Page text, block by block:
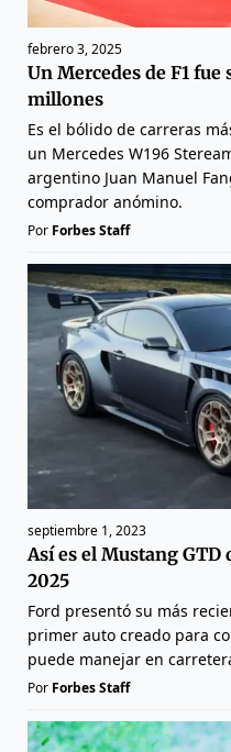
febrero 3, 2025
Un Mercedes de F1 fue
millones
Es el bólido de carreras
un Mercedes W196
argentino Juan Manuel
comprador anómino.
Por Forbes Staff
septiembre 1, 2023
Así es el Mustang
2025
Ford presentó su más
primer auto creado para
puede manejar en
Por Forbes Staff